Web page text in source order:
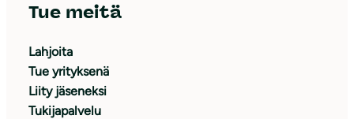
Tue meitä
Lahjoita
Tue yrityksenä
Liity jäseneksi
Tukijapalvelu